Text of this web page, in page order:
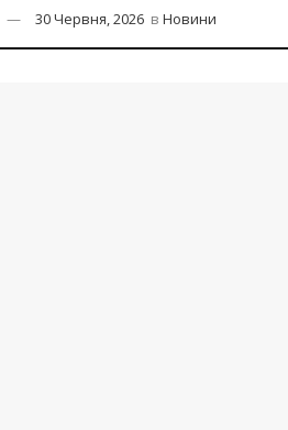
30 Червня, 2026 в Новини